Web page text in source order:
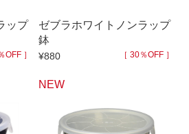
ップ
OFF ］
ゼブラホワイトノンラップ
鉢
¥880 ［ 30％OFF ］
NEW